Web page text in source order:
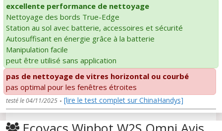
excellente performance de nettoyage
Nettoyage des bords True-Edge
Station au sol avec batterie, accessoires et sécurité
Autosuffisant en énergie grâce à la batterie
Manipulation facile
peut être utilisé sans application
pas de nettoyage de vitres horizontal ou courbé
pas optimal pour les fenêtres étroites
testé le 04/11/2025 - [lire le test complet sur ChinaHandys]